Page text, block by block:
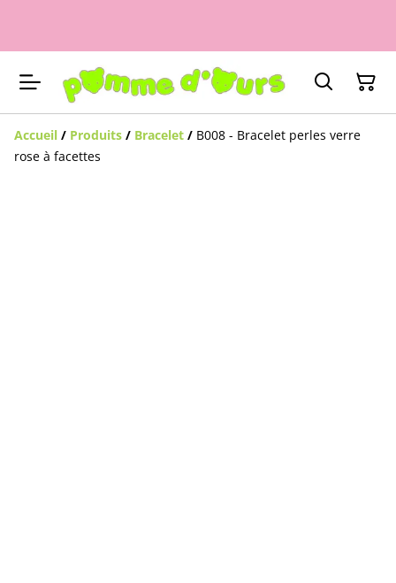
Accueil / Produits / Bracelet / B008 - Bracelet perles verre
rose à facettes